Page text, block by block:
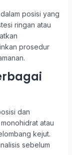
posisi yang
ringan atau
prosedur
dan
atau
kejut.
sebelum